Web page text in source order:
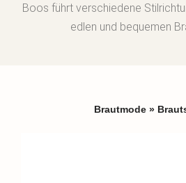
Boos führt verschiedene
edlen und bequemen
Brautmode»